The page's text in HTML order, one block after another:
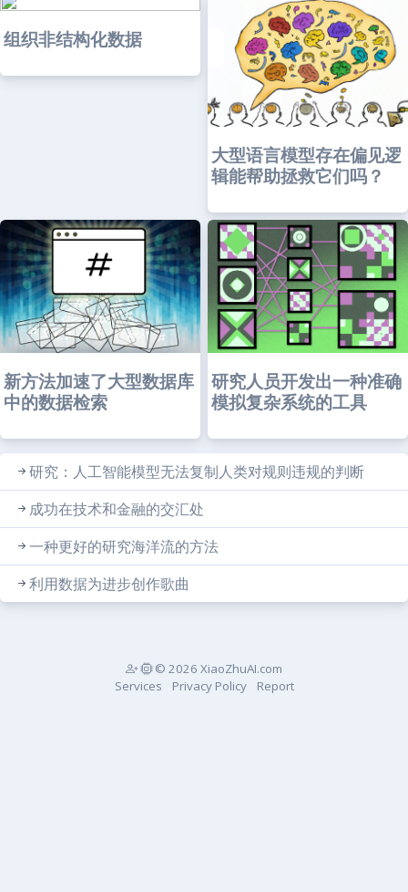
组织非结构化数据
大型语言模型存在偏见逻
辑能帮助拯救它们吗？
新方法加速了大型数据库
中的数据检索
研究人员开发出一种准确
模拟复杂系统的工具
研究：人工智能模型无法复制人类对规则违规的判断
成功在技术和金融的交汇处
一种更好的研究海洋流的方法
利用数据为进步创作歌曲
© 2026 XiaoZhuAI.com
Services
Privacy Policy Report